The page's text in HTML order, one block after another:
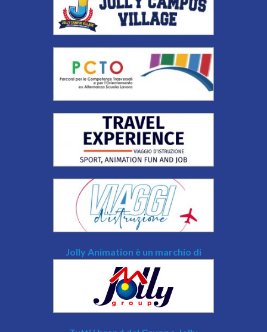
Jolly Animation è un marchio di